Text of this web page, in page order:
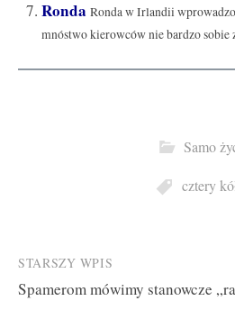
Ronda Ronda w Irlandii
mnóstwo kierowców nie bardzo sobie
Samo
cztery
Post
navigation
STARSZY WPIS
Spamerom mówimy stanowcze